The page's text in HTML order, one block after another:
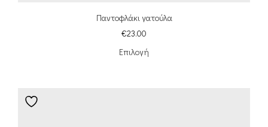
Παντοφλάκι γατούλα
€23.00
Επιλογή